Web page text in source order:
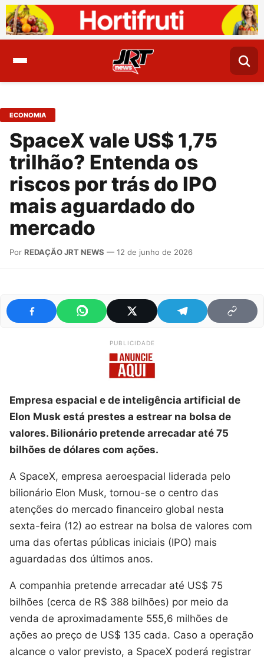
ECONOMIA
SpaceX vale US$ 1,75
trilhão? Entenda os
riscos por trás do IPO
mais aguardado do
mercado
Por REDAÇÃO JRT NEWS — 12 de junho de 2026
PUBLICIDADE
Empresa espacial e de inteligência artificial de
Elon Musk está prestes a estrear na bolsa de
valores. Bilionário pretende arrecadar até 75
bilhões de dólares com ações.
A SpaceX, empresa aeroespacial liderada pelo
bilionário Elon Musk, tornou-se o centro das
atenções do mercado financeiro global nesta
sexta-feira (12) ao estrear na bolsa de valores com
uma das ofertas públicas iniciais (IPO) mais
aguardadas dos últimos anos.
A companhia pretende arrecadar até US$ 75
bilhões (cerca de R$ 388 bilhões) por meio da
venda de aproximadamente 555,6 milhões de
ações ao preço de US$ 135 cada. Caso a operação
alcance o valor previsto, a SpaceX poderá registrar